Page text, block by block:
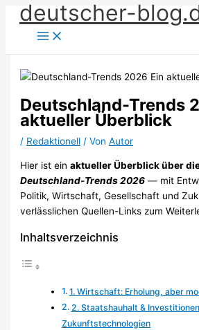
Zum
Inhalt
springen
deutscher-
Deutschland-Trends
aktueller Überblick
/ Redaktionell / VonAutor
Hier ist einaktueller Überblick über
Deutschland-Trends 2026 — mit
Politik, Wirtschaft, Gesellschaft und
verlässlichen Quellen-Links zum
Inhaltsverzeichnis
1. Wirtschaft: Erholung, aber
2. Staatshauhalt &
Zukunftstechnologien